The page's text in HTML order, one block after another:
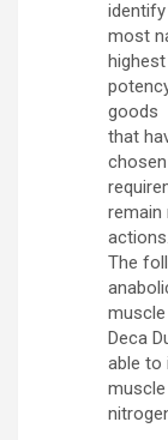
most
goods
that
remain
actions.
The
Deca
able to